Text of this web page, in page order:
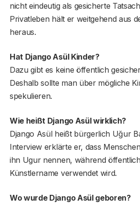
nicht eindeutig als gesicherte
Privatleben hält er weitgehend aus
heraus.
Hat Django Asül Kinder?
Dazu gibt es keine öffentlich
Deshalb sollte man über mögliche
spekulieren.
Wie heißt Django Asül wirklich?
Django Asül heißt bürgerlich Uğur
Interview erklärte er, dass
ihn Ugur nennen, während
Künstlername verwendet wird.
Wo wurde Django Asül geboren?